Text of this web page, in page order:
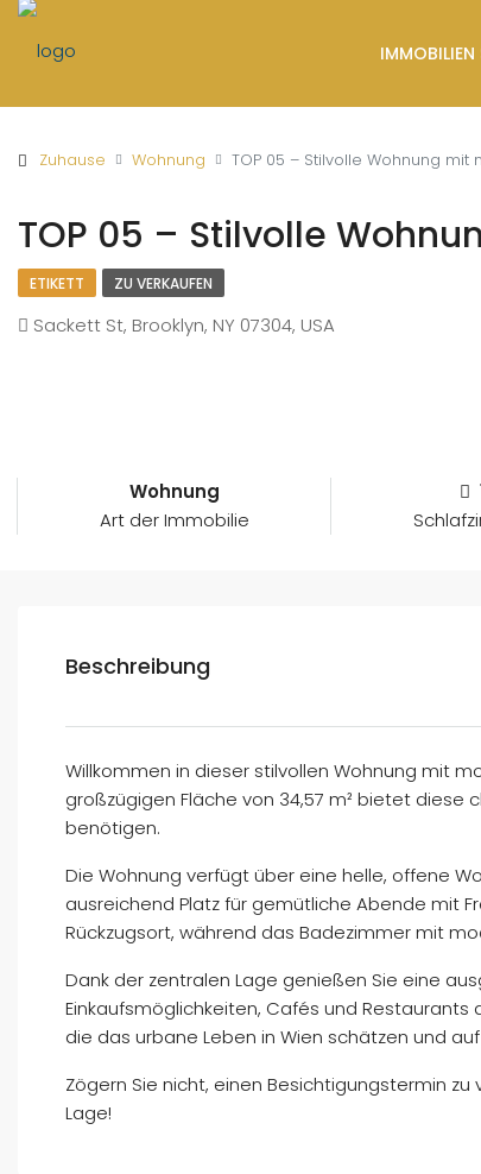
IMMOBILIEN
Zuhause Wohnung TOP 05 – Stilvolle Wohnung mit
TOP 05 – Stilvolle
ETIKETT ZU VERKAUFEN
Sackett St, Brooklyn, NY 07304, USA
Wohnung
Art der Immobilie
Beschreibung
Willkommen in dieser stilvollen Wohnung mit
großzügigen Fläche von 34,57 m² bietet diese
benötigen.
Die Wohnung verfügt über eine helle, offene
ausreichend Platz für gemütliche Abende mit
Rückzugsort, während das Badezimmer mit
Dank der zentralen Lage genießen Sie eine
Einkaufsmöglichkeiten, Cafés und Restaurants
die das urbane Leben in Wien schätzen und
Zögern Sie nicht, einen Besichtigungstermin
Lage!